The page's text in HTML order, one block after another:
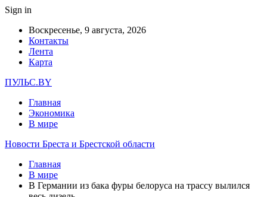
Sign in
Воскресенье, 9 августа, 2026
Контакты
Лента
Карта
ПУЛЬС.BY
Главная
Экономика
В мире
Новости Бреста и Брестской области
Главная
В мире
В Германии из бака фуры белоруса на трассу вылился